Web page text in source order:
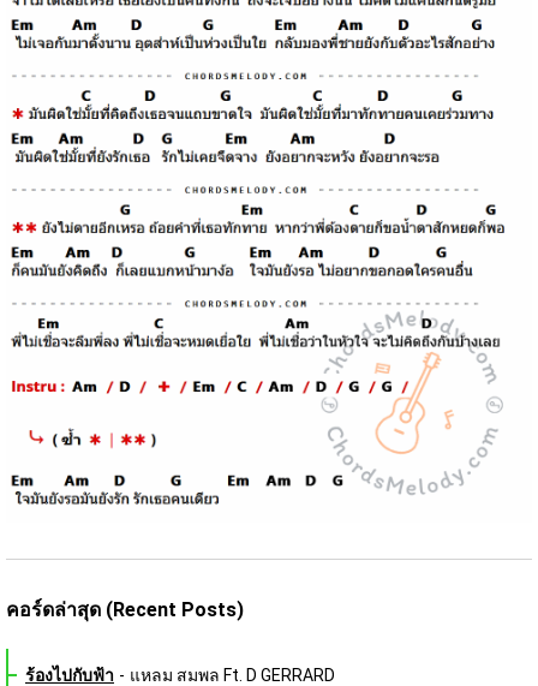
คอร์ดล่าสุด (Recent Posts)
ร้องไปกับฟ้า - แหลม สมพล Ft. D GERRARD